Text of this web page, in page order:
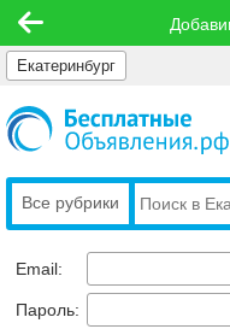
Екатеринбург
Все рубрики
Email:
Пароль: